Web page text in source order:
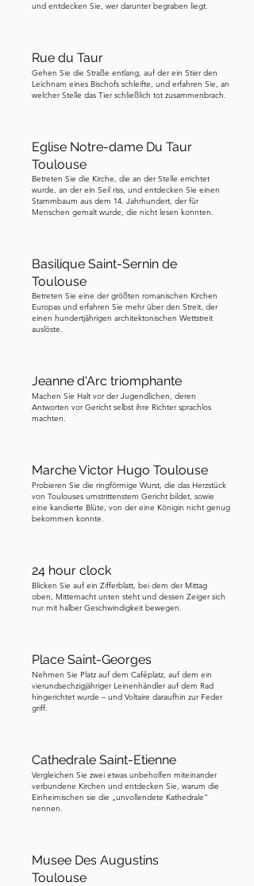
sind tief mit dieser kurzen, aber
brillanten Ära des blauen Golds
verbunden. Folgen Sie nun der Karte,
befindet. Sie können ihn durch einen
Durchgang im Capitole erreichen,
wenn dieser geöffnet ist.
und entdecken Sie, wer darunter begraben liegt.
Rue du Taur
Gehen Sie die Straße entlang, auf der ein Stier den
Leichnam eines Bischofs schleifte, und erfahren Sie, an
welcher Stelle das Tier schließlich tot zusammenbrach.
Eglise Notre-dame Du Taur
Toulouse
Betreten Sie die Kirche, die an der Stelle errichtet
wurde, an der ein Seil riss, und entdecken Sie einen
Stammbaum aus dem 14. Jahrhundert, der für
Menschen gemalt wurde, die nicht lesen konnten.
Basilique Saint-Sernin de
Toulouse
Betreten Sie eine der größten romanischen Kirchen
Europas und erfahren Sie mehr über den Streit, der
einen hundertjährigen architektonischen Wettstreit
auslöste.
Jeanne d'Arc triomphante
Machen Sie Halt vor der Jugendlichen, deren
Antworten vor Gericht selbst ihre Richter sprachlos
machten.
Marche Victor Hugo Toulouse
Probieren Sie die ringförmige Wurst, die das Herzstück
von Toulouses umstrittenstem Gericht bildet, sowie
eine kandierte Blüte, von der eine Königin nicht genug
bekommen konnte.
24 hour clock
Blicken Sie auf ein Zifferblatt, bei dem der Mittag
oben, Mitternacht unten steht und dessen Zeiger sich
nur mit halber Geschwindigkeit bewegen.
Place Saint-Georges
Nehmen Sie Platz auf dem Caféplatz, auf dem ein
vierundsechzigjähriger Leinenhändler auf dem Rad
hingerichtet wurde – und Voltaire daraufhin zur Feder
griff.
Cathedrale Saint-Etienne
Vergleichen Sie zwei etwas unbeholfen miteinander
verbundene Kirchen und entdecken Sie, warum die
Einheimischen sie die „unvollendete Kathedrale“
nennen.
Musee Des Augustins
Toulouse